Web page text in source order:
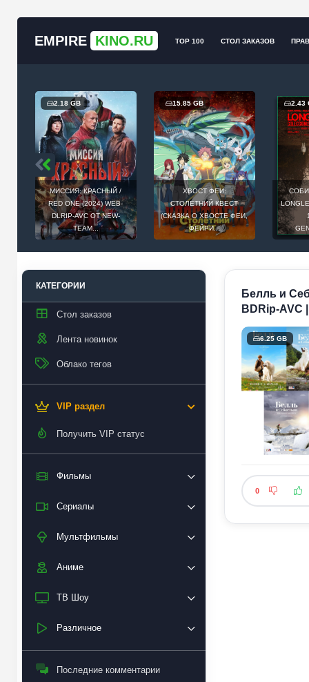
EMPIRE KINO.RU TOP 100 СТОЛ ЗАКАЗОВ
2.18 GB
МИССИЯ: КРАСНЫЙ /
RED ONE (2024) WEB-
DLRIP-AVC ОТ NEW-
TEAM...
15.85 GB
ХВОСТ ФЕИ:
СТОЛЕТНИЙ КВЕСТ
(СКАЗКА О ХВОСТЕ ФЕИ,
ФЕЙРИ...
2.43
КАТЕГОРИИ
Стол заказов
Лента новинок
Облако тегов
VIP раздел
Получить VIP статус
Фильмы
Сериалы
Мультфильмы
Аниме
ТВ Шоу
Различное
Последние комментарии
Белль и
BDRip-AVC
6.25 GB
0